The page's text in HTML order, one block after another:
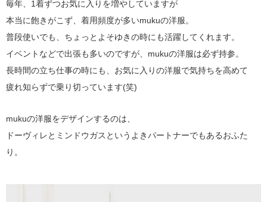
毎年、1着ずつお気に入りを増やしていますが
本当に飽きがこず、着用頻度が多いmukuの洋服。
普段使いでも、ちょっとよそゆきの時にも活躍してくれます。
イベントなどで出張も多いのですが、mukuの洋服は必ず持参。
長時間の立ち仕事の時にも、お気に入りの洋服で気持ちを高めて
疲れ知らずで乗り切っています(笑)
mukuの洋服をデザインするのは、
ドーヴィレとミンドウガスというよきパートナーでもあるおふた
り。